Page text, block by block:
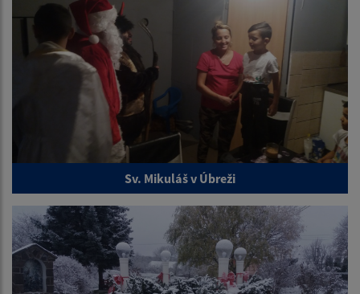
Sv. Mikuláš v Úbreži